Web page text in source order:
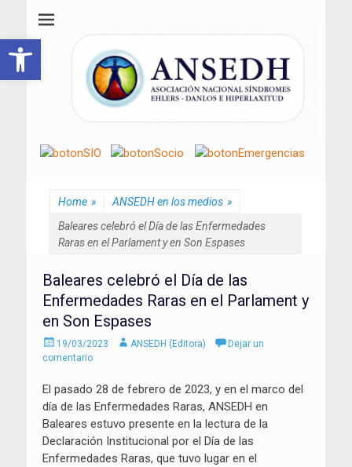
Home » ANSEDH en los medios »
Baleares celebró el Día de las Enfermedades
Raras en el Parlament y en Son Espases
Baleares celebró el Día de las
Enfermedades Raras en el Parlament y
en Son Espases
Enviado
el
19/03/2023 AutorANSEDH (Editora)
Dejar un
comentario
El pasado 28 de febrero de 2023, y en el marco del
día de las Enfermedades Raras, ANSEDH en
Baleares estuvo presente en la lectura de la
Declaración Institucional por el Día de las
Enfermedades Raras, que tuvo lugar en el
Abrir barra de herramientas